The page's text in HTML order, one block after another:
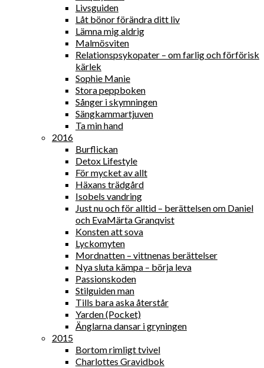
Livsguiden
Låt bönor förändra ditt liv
Lämna mig aldrig
Malmösviten
Relationspsykopater – om farlig och förförisk
kärlek
Sophie Manie
Stora peppboken
Sånger i skymningen
Sängkammartjuven
Ta min hand
2016
Burflickan
Detox Lifestyle
För mycket av allt
Häxans trädgård
Isobels vandring
Just nu och för alltid – berättelsen om Daniel
och EvaMärta Granqvist
Konsten att sova
Lyckomyten
Mordnatten – vittnenas berättelser
Nya sluta kämpa – börja leva
Passionskoden
Stilguiden man
Tills bara aska återstår
Yarden (Pocket)
Änglarna dansar i gryningen
2015
Bortom rimligt tvivel
Charlottes Gravidbok